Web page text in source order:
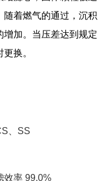
着燃气的通过，沉积
加。当压差达到规定
换。
、SS
效率 99.0%